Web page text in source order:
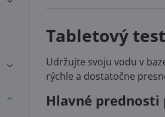
Tabletový
Udržujte svoju vodu v
rýchle a dostatočne
Hlavné